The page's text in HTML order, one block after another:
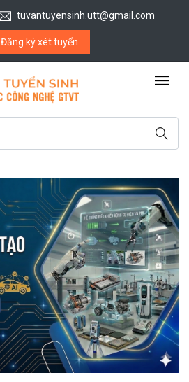
tuvantuyensinh.utt@gmail.com
Đăng ký xét tuyển